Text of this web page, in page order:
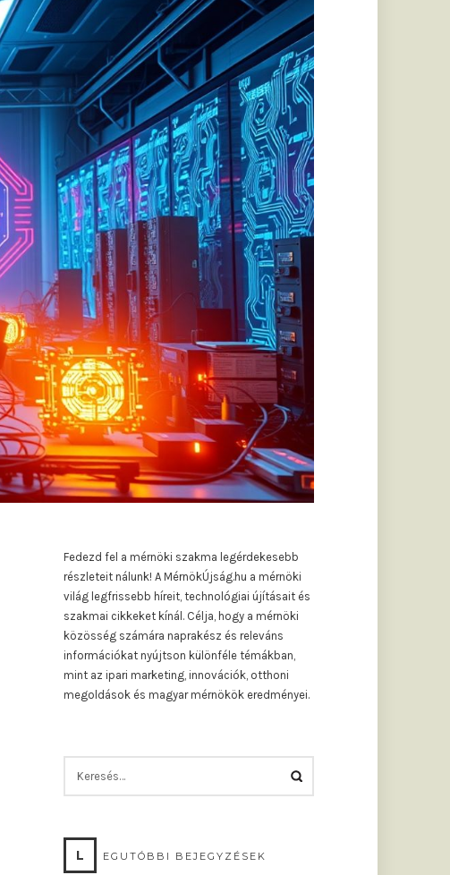
Fedezd fel a mérnöki szakma legérdekesebb
részleteit nálunk! A MérnökÚjság.hu a mérnöki
világ legfrissebb híreit, technológiai újításait és
szakmai cikkeket kínál. Célja, hogy a mérnöki
közösség számára naprakész és releváns
információkat nyújtson különféle témákban,
mint az ipari marketing, innovációk, otthoni
megoldások és magyar mérnökök eredményei.
L EGUTÓBBI BEJEGYZÉSEK